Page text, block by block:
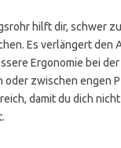
hilft dir, schwer
Es verlängert den
Ergonomie bei der
oder zwischen engen
damit du dich